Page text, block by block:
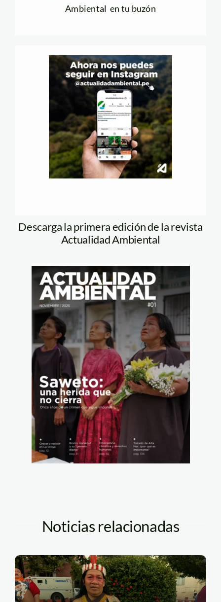
Ambiental en tu buzón
Descarga la primera edición de la revista
Actualidad Ambiental
Noticias relacionadas